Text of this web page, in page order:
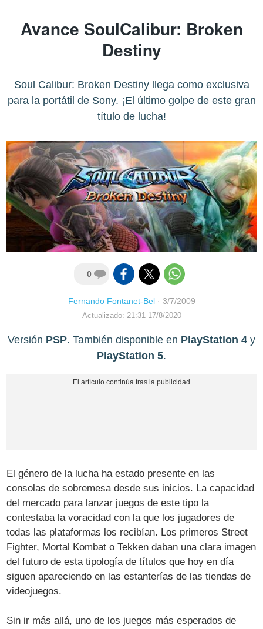
Avance SoulCalibur: Broken
Destiny
Soul Calibur: Broken Destiny llega como exclusiva
para la portátil de Sony. ¡El último golpe de este gran
título de lucha!
0
Fernando Fontanet-Bel· 3/7/2009
Actualizado: 21:31 17/8/2020
Versión PSP. También disponible en PlayStation 4 y
PlayStation 5.
El género de la lucha ha estado presente en las
consolas de sobremesa desde sus inicios. La capacidad
del mercado para lanzar juegos de este tipo la
contestaba la voracidad con la que los jugadores de
todas las plataformas los recibían. Los primeros Street
Fighter, Mortal Kombat o Tekken daban una clara imagen
del futuro de esta tipología de títulos que hoy en día
siguen apareciendo en las estanterías de las tiendas de
videojuegos.
Sin ir más allá, uno de los juegos más esperados de